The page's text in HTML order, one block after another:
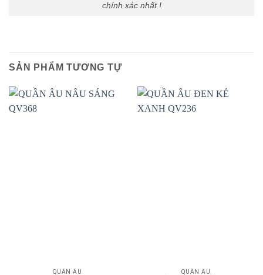
chính xác nhất !
SẢN PHẨM TƯƠNG TỰ
QUẦN ÂU QUẦN ÂU